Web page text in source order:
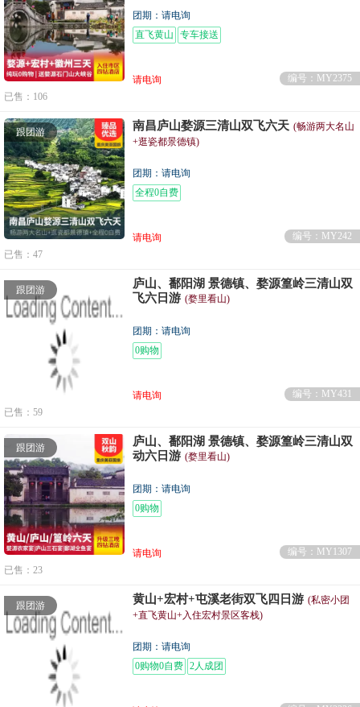
团期：请电询
直飞黄山
专车接送
请电询
编号：MY2375
已售：106
跟团游 南昌庐山婺源三清山双飞六天 (畅游两大名山
+逛瓷都景德镇)
团期：请电询
全程0自费
请电询
编号：MY242
已售：47
跟团游
庐山、鄱阳湖 景德镇、婺源篁岭三清山双
飞六日游 (婺里看山)
团期：请电询
0购物
请电询
编号：MY431
已售：59
跟团游
庐山、鄱阳湖 景德镇、婺源篁岭三清山双
动六日游 (婺里看山)
团期：请电询
0购物
请电询
编号：MY1307
已售：23
跟团游 黄山+宏村+屯溪老街双飞四日游 (私密小团
+直飞黄山+入住宏村景区客栈)
团期：请电询
0购物0自费 2人成团